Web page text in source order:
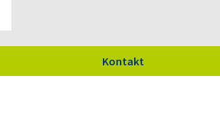
Kontakt